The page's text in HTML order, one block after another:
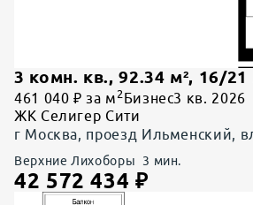
3 комн. кв., 92.34 м², 16/21
461 040 ₽ за м 2 Бизнес3 кв. 2026
ЖК Селигер Сити
г Москва, проезд Ильменский,
Верхние Лихоборы 3 мин.
42 572 434 ₽